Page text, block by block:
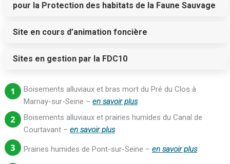
pour la Protection des habitats de la Faune Sauvage
Site en cours d’animation foncière
Sites en gestion par la FDC10
Boisements alluviaux et bras mort du Pré du Clos à
Marnay-sur-Seine – en savoir plus
Boisements alluviaux et prairies humides du Canal de
Courtavant – en savoir plus
Prairies humides de Pont-sur-Seine – en savoir plus